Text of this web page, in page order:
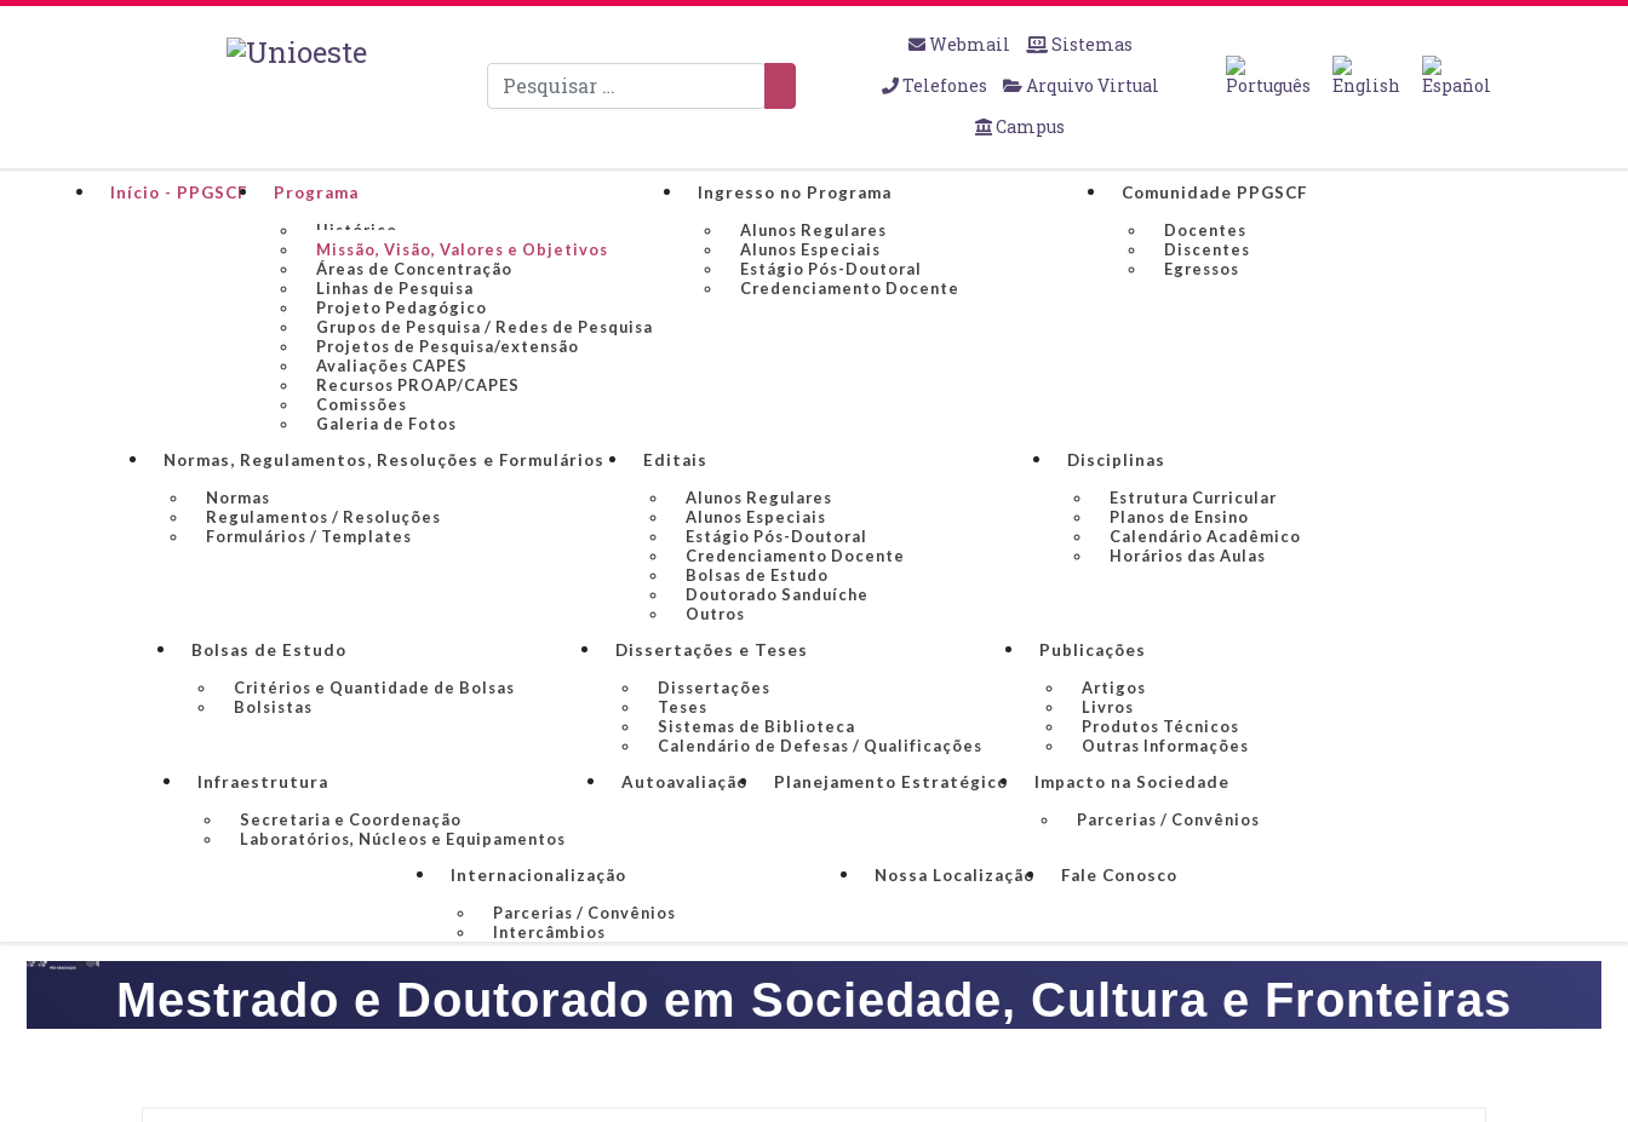
Pesquisar
Webmail
Sistemas
Telefones
Arquivo Virtual
Campus
Início - PPGSCF
Programa
Histórico
Missão, Visão, Valores e Objetivos
Áreas de Concentração
Linhas de Pesquisa
Projeto Pedagógico
Grupos de Pesquisa / Redes de Pesquisa
Projetos de Pesquisa/extensão
Avaliações CAPES
Recursos PROAP/CAPES
Comissões
Galeria de Fotos
Ingresso no Programa
Alunos Regulares
Alunos Especiais
Estágio Pós-Doutoral
Credenciamento Docente
Comunidade PPGSCF
Docentes
Discentes
Egressos
Normas, Regulamentos, Resoluções e Formulários
Normas
Regulamentos / Resoluções
Formulários / Templates
Editais
Alunos Regulares
Alunos Especiais
Estágio Pós-Doutoral
Credenciamento Docente
Bolsas de Estudo
Doutorado Sanduíche
Outros
Disciplinas
Estrutura Curricular
Planos de Ensino
Calendário Acadêmico
Horários das Aulas
Bolsas de Estudo
Critérios e Quantidade de Bolsas
Bolsistas
Dissertações e Teses
Dissertações
Teses
Sistemas de Biblioteca
Calendário de Defesas / Qualificações
Publicações
Artigos
Livros
Produtos Técnicos
Outras Informações
Infraestrutura
Secretaria e Coordenação
Laboratórios, Núcleos e Equipamentos
Autoavaliação Planejamento Estratégico
Impacto na Sociedade
Parcerias / Convênios
Internacionalização
Parcerias / Convênios
Intercâmbios
Nossa Localização Fale Conosco
Mestrado e Doutorado em Sociedade, Cultura e Fronteiras